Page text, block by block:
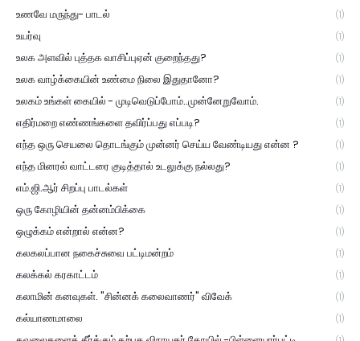
உணவே மருந்து- பாடல் (1)
உயர்வு (1)
உலக அளவில் புத்தக வாசிப்புஏன் குறைந்தது? (1)
உலக வாழ்க்கையின் உண்மை நிலை இதுதானோ? (1)
உலகம் உங்கள் கையில் - முடிவெடுப்போம்..முன்னேறுவோம். (1)
எதிர்மறை எண்ணங்களை தவிர்ப்பது எப்படி? (1)
எந்த ஒரு செயலை தொடங்கும் முன்னர் செய்ய வேண்டியது என்ன ? (1)
எந்த மினரல் வாட்டரை குடித்தால் உடலுக்கு நல்லது? (1)
எம்.ஜி.ஆர் சிறப்பு பாடல்கள் (1)
ஒரு கோழியின் தன்னம்பிக்கை (1)
ஒழுக்கம் என்றால் என்ன? (1)
கலகலப்பான நகைச்சுவை பட்டிமன்றம் (1)
கலக்கல் கரகாட்டம் (1)
கலாமின் கனவுகள். "சின்னக் கலைவாணர்" விவேக் (1)
கல்யாணமாலை (1)